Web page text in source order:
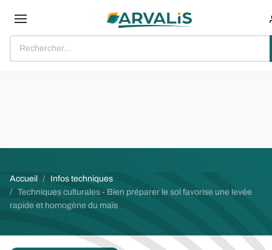
Rechercher...
Fil d'Ariane
Accueil
Infos techniques
Techniques culturales - Bien préparer le sol favorise une levée
rapide et homogène du maïs